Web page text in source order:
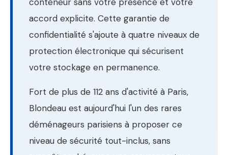
accord explicite. Cette garantie de
confidentialité s'ajoute à quatre niveaux de
protection électronique qui sécurisent
votre stockage en permanence.
Fort de plus de 112 ans d'activité à Paris,
Blondeau est aujourd'hui l'un des rares
déménageurs parisiens à proposer ce
niveau de sécurité tout-inclus, sans